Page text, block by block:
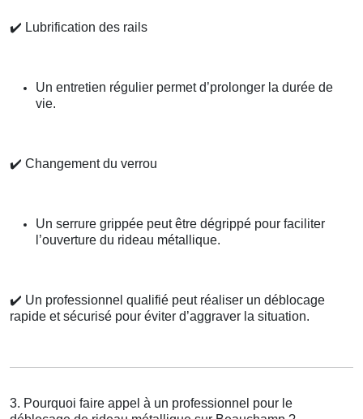
✔️ Lubrification des rails
Un entretien régulier permet d’prolonger la durée de
vie.
✔️ Changement du verrou
Un serrure grippée peut être dégrippé pour faciliter
l’ouverture du rideau métallique.
✔️ Un professionnel qualifié peut réaliser un déblocage
rapide et sécurisé pour éviter d’aggraver la situation.
3. Pourquoi faire appel à un professionnel pour le